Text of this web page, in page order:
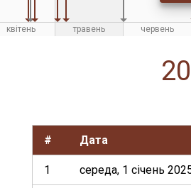
квітень травень червень
# Дата
1 середа, 1 січень